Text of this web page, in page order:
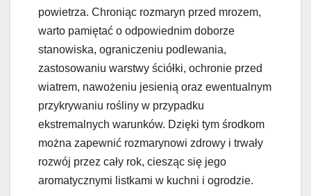
powietrza. Chroniąc rozmaryn przed mrozem,
warto pamiętać o odpowiednim doborze
stanowiska, ograniczeniu podlewania,
zastosowaniu warstwy ściółki, ochronie przed
wiatrem, nawożeniu jesienią oraz ewentualnym
przykrywaniu rośliny w przypadku
ekstremalnych warunków. Dzięki tym środkom
można zapewnić rozmarynowi zdrowy i trwały
rozwój przez cały rok, ciesząc się jego
aromatycznymi listkami w kuchni i ogrodzie.